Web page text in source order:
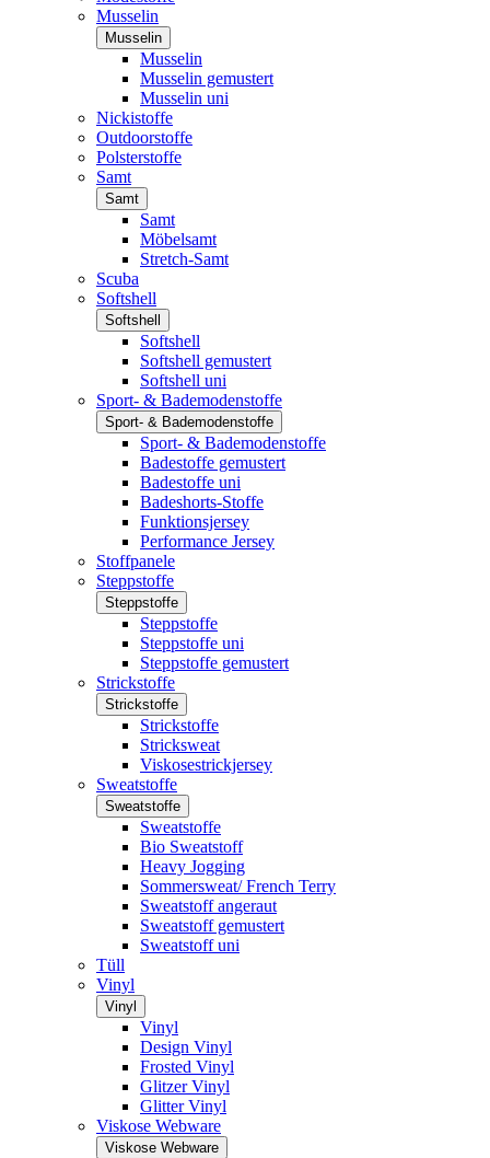
Musselin
Musselin
Musselin
Musselin gemustert
Musselin uni
Nickistoffe
Outdoorstoffe
Polsterstoffe
Samt
Samt
Samt
Möbelsamt
Stretch-Samt
Scuba
Softshell
Softshell
Softshell
Softshell gemustert
Softshell uni
Sport- & Bademodenstoffe
Sport- & Bademodenstoffe
Sport- & Bademodenstoffe
Badestoffe gemustert
Badestoffe uni
Badeshorts-Stoffe
Funktionsjersey
Performance Jersey
Stoffpanele
Steppstoffe
Steppstoffe
Steppstoffe
Steppstoffe uni
Steppstoffe gemustert
Strickstoffe
Strickstoffe
Strickstoffe
Stricksweat
Viskosestrickjersey
Sweatstoffe
Sweatstoffe
Sweatstoffe
Bio Sweatstoff
Heavy Jogging
Sommersweat/ French Terry
Sweatstoff angeraut
Sweatstoff gemustert
Sweatstoff uni
Tüll
Vinyl
Vinyl
Vinyl
Design Vinyl
Frosted Vinyl
Glitzer Vinyl
Glitter Vinyl
Viskose Webware
Viskose Webware